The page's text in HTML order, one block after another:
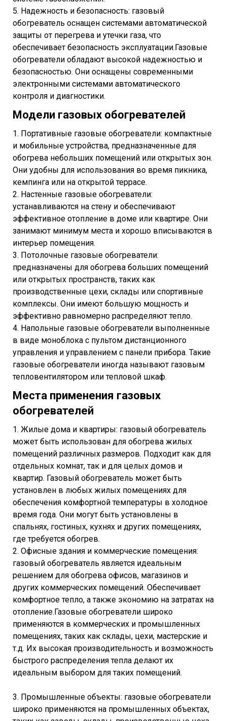
5. Надежность и безопасность: газовый
обогреватель оснащен системами автоматической
защиты от перегрева и утечки газа, что
обеспечивает безопасность эксплуатации.Газовые
обогреватели обладают высокой надежностью и
безопасностью. Они оснащены современными
электронными системами автоматического
контроля и диагностики.
Модели газовых обогревателей
1. Портативные газовые обогреватели: компактные
и мобильные устройства, предназначенные для
обогрева небольших помещений или открытых зон.
Они удобны для использования во время пикника,
кемпинга или на открытой террасе.
2. Настенные газовые обогреватели:
устанавливаются на стену и обеспечивают
эффективное отопление в доме или квартире. Они
занимают минимум места и хорошо вписываются в
интерьер помещения.
3. Потолочные газовые обогреватели:
предназначены для обогрева больших помещений
или открытых пространств, таких как
производственные цехи, склады или спортивные
комплексы. Они имеют большую мощность и
эффективно равномерно распределяют тепло.
4. Напольные газовые обогреватели выполненные
в виде моноблока с пультом дистанционного
управления и управлением с панели прибора. Такие
газовые обогреватели иногда называют газовым
тепловентилятором или тепловой шкаф.
Места применения газовых
обогревателей
1. Жилые дома и квартиры: газовый обогреватель
может быть использован для обогрева жилых
помещений различных размеров. Подходит как для
отдельных комнат, так и для целых домов и
квартир. Газовый обогреватель может быть
установлен в любых жилых помещениях для
обеспечения комфортной температуры в холодное
время года. Они могут быть установлены в
спальнях, гостиных, кухнях и других помещениях,
где требуется обогрев.
2. Офисные здания и коммерческие помещения:
газовый обогреватель является идеальным
решением для обогрева офисов, магазинов и
других коммерческих помещений. Обеспечивает
комфортное тепло, а также экономию на затратах на
отопление.Газовые обогреватели широко
применяются в коммерческих и промышленных
помещениях, таких как склады, цехи, мастерские и
т.д. Их высокая производительность и возможность
быстрого распределения тепла делают их
идеальным выбором для таких помещений.
3. Промышленные объекты: газовые обогреватели
широко применяются на промышленных объектах,